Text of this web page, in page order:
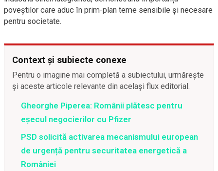
poveștilor care aduc în prim-plan teme sensibile și necesare
pentru societate.
Context și subiecte conexe
Pentru o imagine mai completă a subiectului, urmărește
și aceste articole relevante din același flux editorial.
Gheorghe Piperea: Românii plătesc pentru
eșecul negocierilor cu Pfizer
PSD solicită activarea mecanismului european
de urgență pentru securitatea energetică a
României